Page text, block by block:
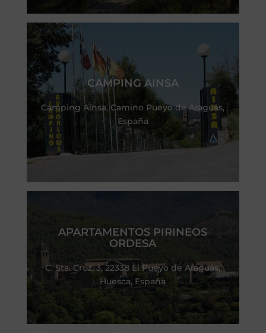
CAMPING AINSA
Camping Ainsa, Camino Pueyo de Araguas,
España
APARTAMENTOS PIRINEOS
ORDESA
C. Sta. Cruz, 3, 22338 El Pueyo de Araguás,
Huesca, España